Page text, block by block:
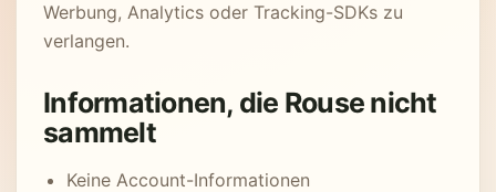
Werbung, Analytics oder Tracking-SDKs zu
verlangen.
Informationen, die Rouse nicht
sammelt
Keine Account-Informationen